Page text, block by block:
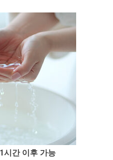
시간 이후 가능